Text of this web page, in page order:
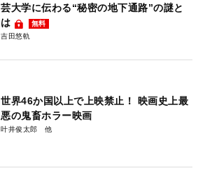
芸大学に伝わる“秘密の地下通路”の謎と
は
無料
吉田悠軌
世界46か国以上で上映禁止！ 映画史上最
悪の鬼畜ホラー映画
叶井俊太郎